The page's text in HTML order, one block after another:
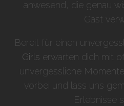
anwesend, die genau
Gast
Bereit für einen
Girls erwarten dich mit
unvergessliche
vorbei und lass uns
Erlebnisse